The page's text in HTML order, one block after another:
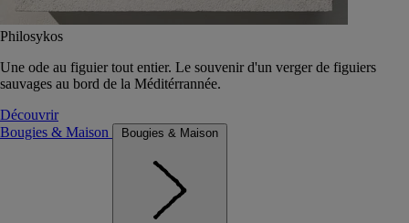
Philosykos
Une ode au figuier tout entier. Le souvenir d'un verger de figuiers
sauvages au bord de la Méditérrannée.
Découvrir
Bougies & Maison
Bougies & Maison